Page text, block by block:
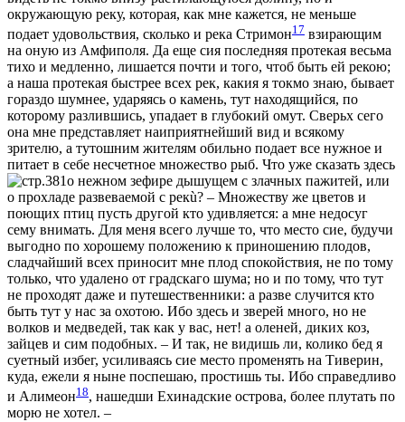
окружающую рeку, которая, как мнe кажется, не меньше
подает удовольствия, сколько и рeка Стримон17 взирающим
на оную из Амфиполя. Да еще сия послeдняя протекая весьма
тихо и медленно, лишается почти и того, чтоб быть ей рeкою;
а наша протекая быстрeе всeх рeк, какия я токмо знаю, бывает
гораздо шумнeе, ударяясь о камень, тут находящийся, по
которому разлившись, упадает в глубокий омут. Сверьх сего
она мнe представляет наиприятнeйший вид и всякому
зрителю, а тутошним жителям обильно подает все нужное и
питает в себe несчетное множество рыб. Что уже сказать здeсь
о нeжном зефирe дышущем с злачных пажитей, или
о прохладe развeваемой с рeкù? – Множеству же цвeтов и
поющих птиц пусть другой кто удивляется: а мнe недосуг
сему внимать. Для меня всего лучше то, что мeсто сие, будучи
выгодно по хорошему положению к приношению плодов,
сладчайший всeх приносит мнe плод спокойствия, не по тому
только, что удалено от градскаго шума; но и по тому, что тут
не проходят даже и путешественники: а развe случится кто
быть тут у нас за охотою. Ибо здeсь и звeрей много, но не
волков и медвeдей, так как у вас, нeт! а оленей, диких коз,
зайцев и сим подобных. – И так, не видишь ли, колико бeд я
суетный избeг, усиливаясь сие мeсто промeнять на Тиверин,
куда, ежели я нынe поспeшаю, простишь ты. Ибо справедливо
и Алимеон18, нашедши Ехинадские острова, болeе плутать по
морю не хотeл. –